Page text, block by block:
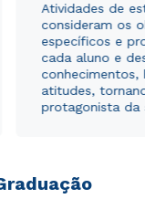
Atividades de
consideram os
específicos e
cada aluno e
conhecimentos,
atitudes,
protagonista da
e
para o